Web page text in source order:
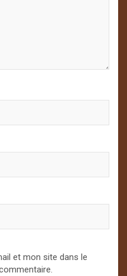
et mon site dans le